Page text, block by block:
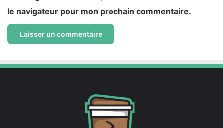
le navigateur pour mon prochain commentaire.